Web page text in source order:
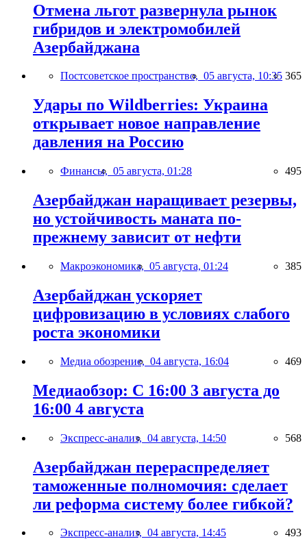
Отмена льгот развернула рынок
гибридов и электромобилей
Азербайджана
Постсоветское пространство, 05 августа, 10:35 365
Удары по Wildberries: Украина
открывает новое направление
давления на Россию
Финансы, 05 августа, 01:28 495
Азербайджан наращивает резервы,
но устойчивость маната по-
прежнему зависит от нефти
Макроэкономика, 05 августа, 01:24 385
Азербайджан ускоряет
цифровизацию в условиях слабого
роста экономики
Медиа обозрение, 04 августа, 16:04 469
Медиаобзор: С 16:00 3 августа до
16:00 4 августа
Экспресс-анализ, 04 августа, 14:50 568
Азербайджан перераспределяет
таможенные полномочия: сделает
ли реформа систему более гибкой?
Экспресс-анализ, 04 августа, 14:45 493